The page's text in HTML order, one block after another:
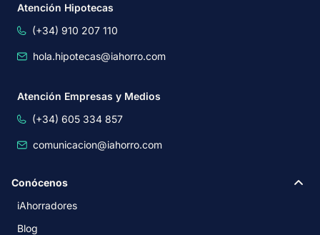
Atención Hipotecas
(+34) 910 207 110
hola.hipotecas@iahorro.com
Atención Empresas y Medios
(+34) 605 334 857
comunicacion@iahorro.com
Conócenos
iAhorradores
Blog